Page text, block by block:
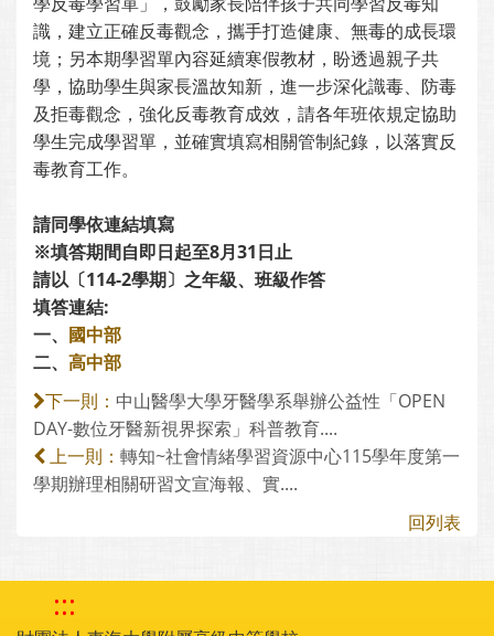
識，建立正確反毒觀念，攜手打造健康、無毒的成長環
境；另本期學習單內容延續寒假教材，盼透過親子共
學，協助學生與家長溫故知新，進一步深化識毒、防毒
及拒毒觀念，強化反毒教育成效，請各年班依規定協助
學生完成學習單，並確實填寫相關管制紀錄，以落實反
毒教育工作。
請同學依連結填寫
※填答期間自即日起至8月31日止
請以〔114-2學期〕之年級、班級作答
填答連結:
一、 國中部
二、 高中部
下一則： 中山醫學大學牙醫學系舉辦公益性「OPEN
DAY-數位牙醫新視界探索」科普教育....
上一則： 轉知~社會情緒學習資源中心115學年度第一
學期辦理相關研習文宣海報、實....
回列表
:::